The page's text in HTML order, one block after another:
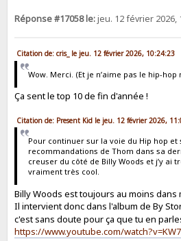
Réponse #17058 le:jeu. 12 février 2026,
Citation de: cris_ le jeu. 12 février 2026, 10:24:23
Wow. Merci. (Et je n’aime pas le hip-
Ça sent le top 10 de fin d'année !
Citation de: Present Kid le jeu. 12 février 2026,
Pour continuer sur la voie du Hip hop et
recommandations de Thom dans sa
creuser du côté de Billy Woods et j’y ai
vraiment très cool.
Billy Woods est toujours au moins dans
Il intervient donc dans l'album de By
c'est sans doute pour ça que tu en
https://www.youtube.com/